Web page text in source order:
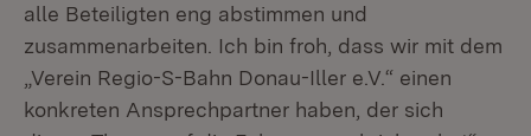
alle Beteiligten eng abstimmen und
zusammenarbeiten. Ich bin froh, dass wir mit dem
„Verein Regio-S-Bahn Donau-Iller e.V.“ einen
konkreten Ansprechpartner haben, der sich